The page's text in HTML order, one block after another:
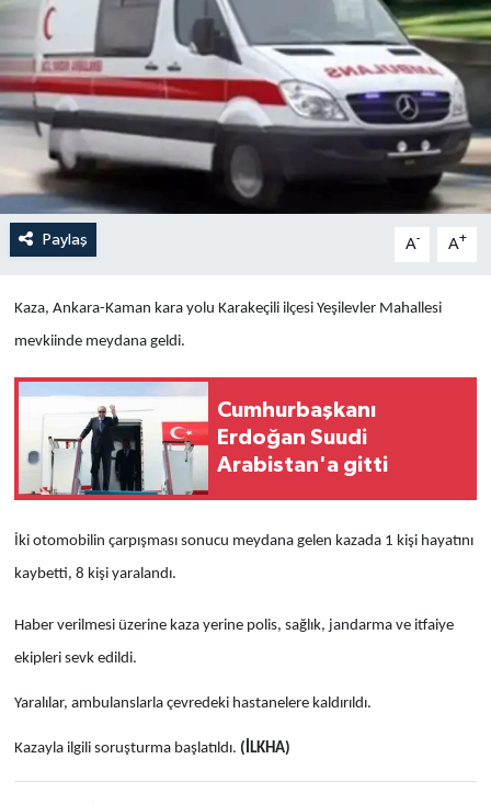
Paylaş A- A+
Kaza, Ankara-Kaman kara yolu Karakeçili ilçesi Yeşilevler Mahallesi
mevkiinde meydana geldi.
Cumhurbaşkanı
Erdoğan Suudi
Arabistan'a gitti
İki otomobilin çarpışması sonucu meydana gelen kazada 1 kişi hayatını
kaybetti, 8 kişi yaralandı.
Haber verilmesi üzerine kaza yerine polis, sağlık, jandarma ve itfaiye
ekipleri sevk edildi.
Yaralılar, ambulanslarla çevredeki hastanelere kaldırıldı.
Kazayla ilgili soruşturma başlatıldı. (İLKHA)
Yaşam
Anali̇z
Bi̇li̇m & Teknoloji̇
Dünya
Eği̇ti̇m